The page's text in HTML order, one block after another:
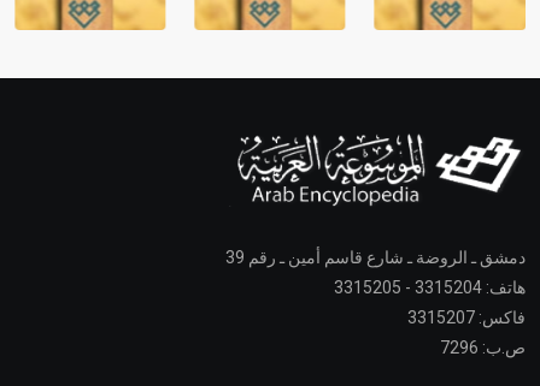
دمشق ـ الروضة ـ شارع قاسم أمين ـ رقم 39
هاتف: 3315204 - 3315205
فاكس: 3315207
ص.ب: 7296